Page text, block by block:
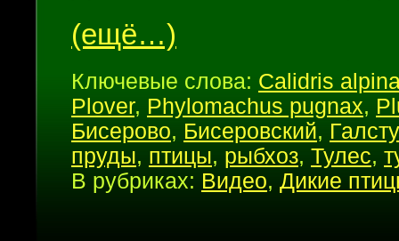
(ещё…)
Ключевые слова: Calidris
Plover, Phylomachus pugnax,
Бисерово, Бисеровский,
пруды, птицы, рыбхоз, Тулес,
В рубриках: Видео, Дикие